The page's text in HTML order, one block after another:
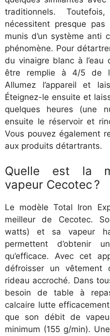
traditionnels.
nécessitent presque
munis d’un système anti
phénomène. Pour
du vinaigre blanc à
être remplie à 4/5 de
Allumez l’appareil et
Éteignez-le ensuite et
quelques heures (une
ensuite le réservoir et
Vous pouvez également
aux produits détartrants.
Quelle est la
vapeur Cecotec ?
Le modèle Total Iron
meilleur de Cecotec.
watts) et sa vapeur
permettent d’obtenir
qu’efficace. Avec cet
défroisser un
rideau accroché. Dans
besoin de table à
calcaire lutte
que son débit de
minimum (155 g/min).